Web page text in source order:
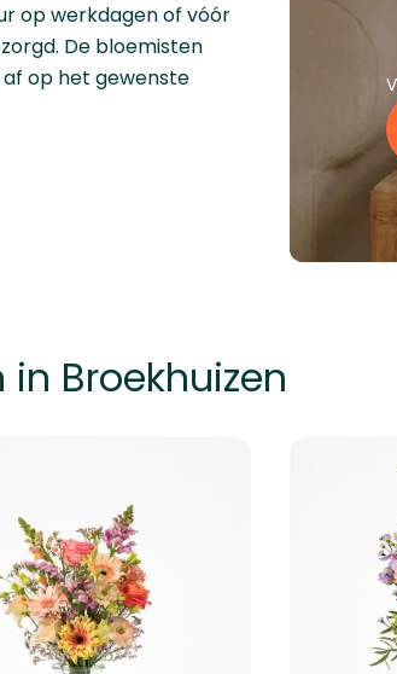
op werkdagen of vóór
De bloemisten
op het gewenste
Broekhuizen